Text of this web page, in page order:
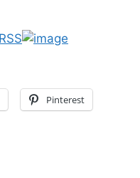
Pinterest